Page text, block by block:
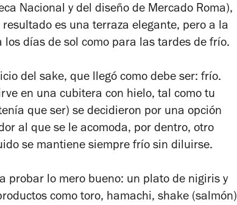
Nacional y del diseño de Mercado Roma),
es una terraza elegante, pero a la
días de sol como para las tardes de frío.
del sake, que llegó como debe ser: frío.
en una cubitera con hielo, tal como tu
que ser) se decidieron por una opción
al que se le acomoda, por dentro, otro
se mantiene siempre frío sin diluirse.
probar lo mero bueno: un plato de nigiris y
como toro, hamachi, shake (salmón)